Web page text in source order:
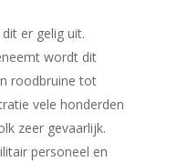
er gelig uit.
wordt dit
roodbruine tot
vele honderden
zeer gevaarlijk.
personeel en